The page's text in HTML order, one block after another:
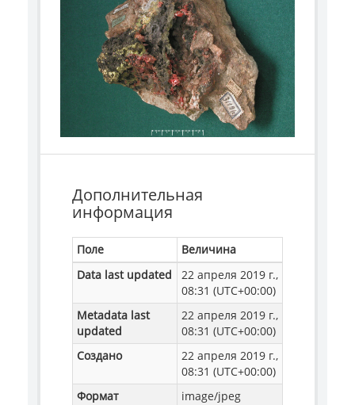
Дополнительная
информация
Поле
Величина
Data last updated
22 апреля 2019 г.,
08:31 (UTC+00:00)
Metadata last
updated
22 апреля 2019 г.,
08:31 (UTC+00:00)
Создано
22 апреля 2019 г.,
08:31 (UTC+00:00)
Формат
image/jpeg